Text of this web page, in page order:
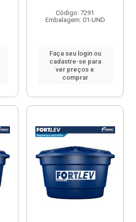
Código: 7291
Embalagem: 01-UND
Faça seu login ou
cadastre-se para
ver preços e
comprar